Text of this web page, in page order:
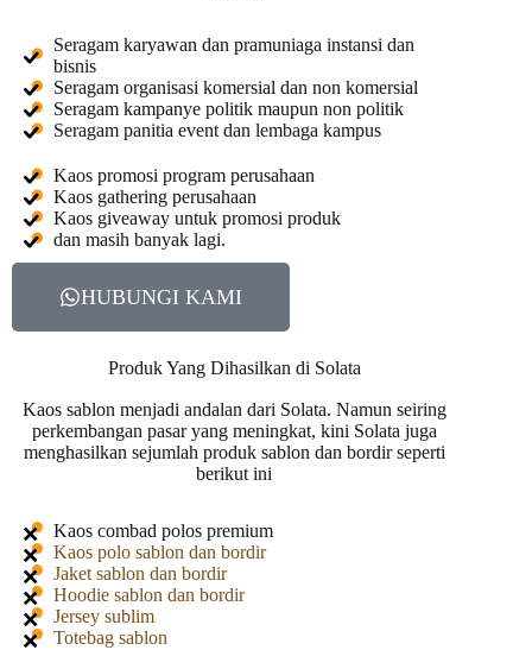
Seragam karyawan dan pramuniaga instansi dan
bisnis
Seragam organisasi komersial dan non komersial
Seragam kampanye politik maupun non politik
Seragam panitia event dan lembaga kampus
Kaos promosi program perusahaan
Kaos gathering perusahaan
Kaos giveaway untuk promosi produk
dan masih banyak lagi.
HUBUNGI KAMI
Produk Yang Dihasilkan di Solata
Kaos sablon menjadi andalan dari Solata. Namun seiring
perkembangan pasar yang meningkat, kini Solata juga
menghasilkan sejumlah produk sablon dan bordir seperti
berikut ini
Kaos combad polos premium
Kaos polo sablon dan bordir
Jaket sablon dan bordir
Hoodie sablon dan bordir
Jersey sublim
Totebag sablon